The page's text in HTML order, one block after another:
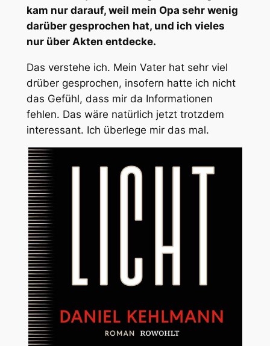
kam nur darauf, weil mein Opa sehr wenig
darüber gesprochen hat, und ich vieles
nur über Akten entdecke.
Das verstehe ich. Mein Vater hat sehr viel
drüber gesprochen, insofern hatte ich nicht
das Gefühl, dass mir da Informationen
fehlen. Das wäre natürlich jetzt trotzdem
interessant. Ich überlege mir das mal.